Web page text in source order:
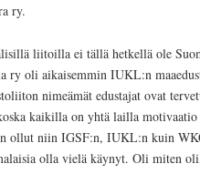
ry.
liitoilla ei tällä hetkellä ole
ry oli aikaisemmin IUKL:n
nimeämät edustajat ovat
kaikilla on yhtä lailla motivaatio
ollut niin IGSF:n, IUKL:n kuin
olla vielä käynyt. Oli miten